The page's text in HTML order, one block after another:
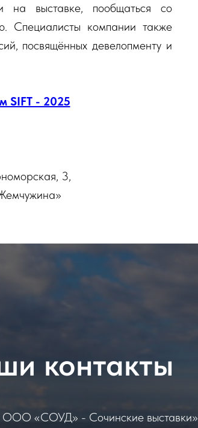
на выставке, пообщаться со
Специалисты компании также
посвящённых девелопменту и
SIFT - 2025
3,
контакты
ООО «СОУД» - Сочинские выставки»